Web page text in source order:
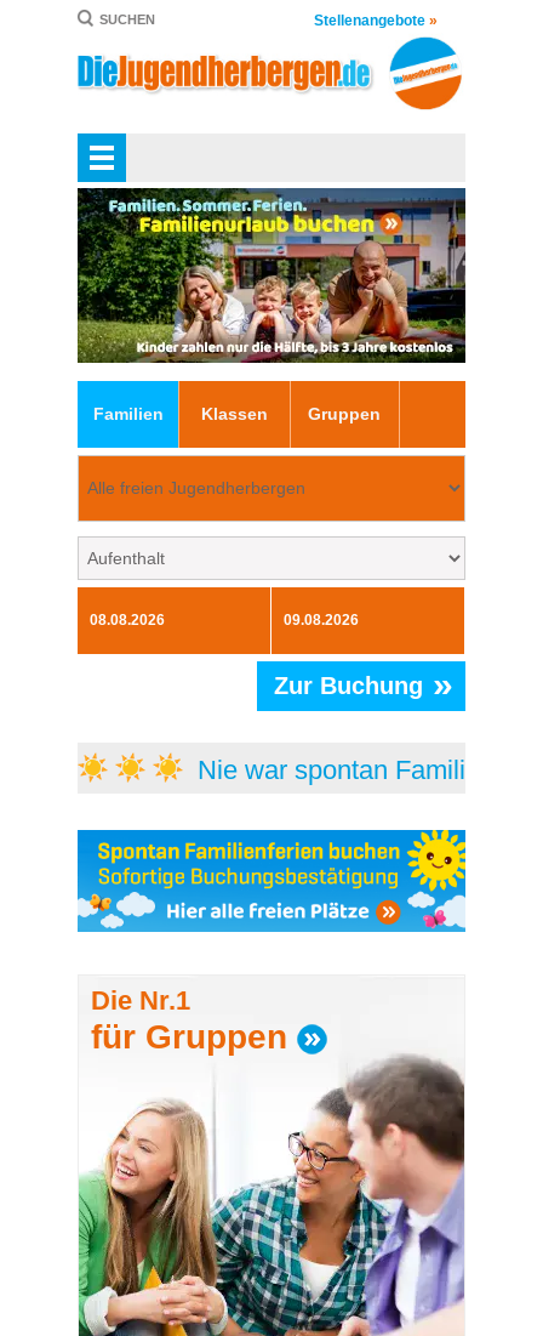
SUCHEN Stellenangebote »
Familien Klassen Gruppen
Zur Buchung »
Nie war spontan
Die Nr.1
für Gruppen